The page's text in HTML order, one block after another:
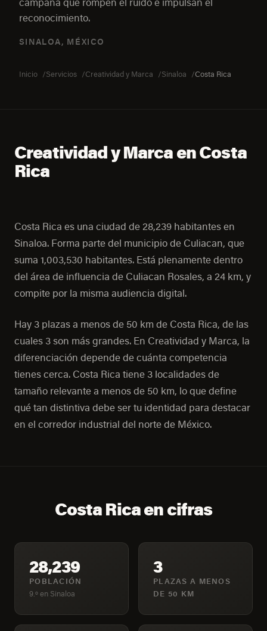
campaña que rompen el ruido e impulsan el
reconocimiento.
SINALOA, MÉXICO
Inicio Servicios Creatividad y Marca Sinaloa Costa Rica
Creatividad y Marca en Costa
Rica
Costa Rica es una ciudad de 28,239 habitantes en
Sinaloa. Forma parte del municipio de Culiacan, que
suma 1,003,530 habitantes. Está plenamente dentro
del área de influencia de Culiacan Rosales, a 24 km, y
compite por la misma audiencia digital.
Hay 3 plazas a menos de 50 km de Costa Rica, de las
cuales 3 son más grandes. En Creatividad y Marca, la
diferenciación depende de cuánta competencia
tienes cerca. Costa Rica tiene 3 localidades de
tamaño relevante a menos de 50 km, lo que define
qué tan distintiva debe ser tu identidad para destacar
en el corredor industrial del norte de México.
Costa Rica en cifras
28,239
POBLACIÓN
9.º en Sinaloa
3
PLAZAS A MENOS
DE 50 KM